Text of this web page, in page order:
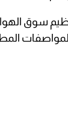
سوق